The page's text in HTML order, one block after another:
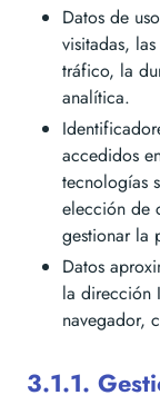
Datos de
visitadas,
tráfico, la
analítica.
accedidos
tecnologías
elección de
gestionar la
Datos
la dirección
navegador,
3.1.1.